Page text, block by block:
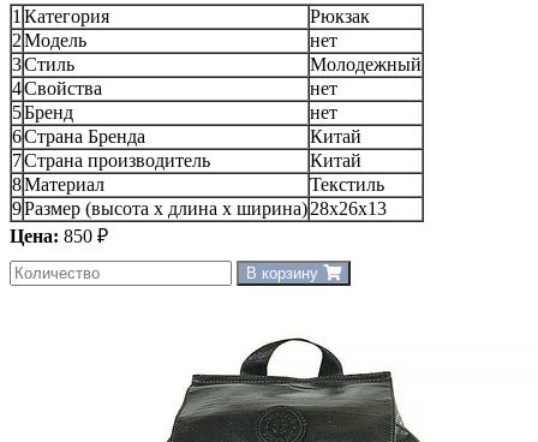
1 Категория
Рюкзак
2Модель
нет
3Стиль
Молодежный
4Свойства
нет
5Бренд
нет
6Страна Бренда
Китай
7Страна производитель
Китай
8Материал
Текстиль
9Размер (высота х длина х ширина)28х26х13
Цена: 850 ₽
В корзину